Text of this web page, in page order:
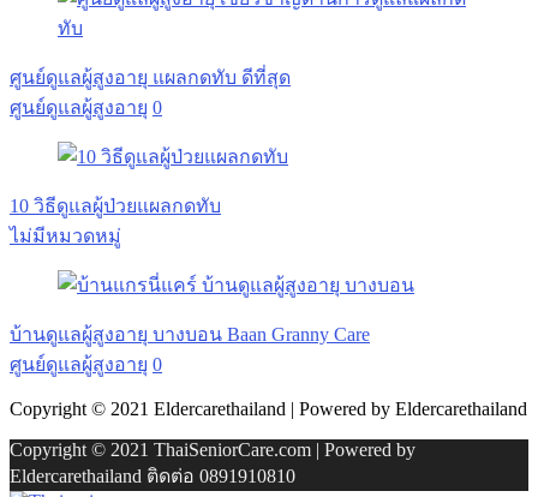
ศูนย์ดูแลผู้สูงอายุ แผลกดทับ ดีที่สุด
ศูนย์ดูแลผู้สูงอายุ 0
10 วิธีดูแลผู้ป่วยแผลกดทับ
ไม่มีหมวดหมู่
บ้านดูแลผู้สูงอายุ บางบอน Baan Granny Care
ศูนย์ดูแลผู้สูงอายุ 0
Copyright © 2021 Eldercarethailand | Powered by Eldercarethailand
Copyright © 2021 ThaiSeniorCare.com | Powered by
Eldercarethailand ติดต่อ 0891910810